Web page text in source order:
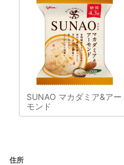
SUNAO マカダミア&アー
モンド
住所